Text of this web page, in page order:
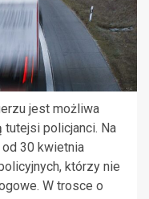
jest możliwa
tutejsi policjanci. Na
od 30 kwietnia
którzy nie
W trosce o